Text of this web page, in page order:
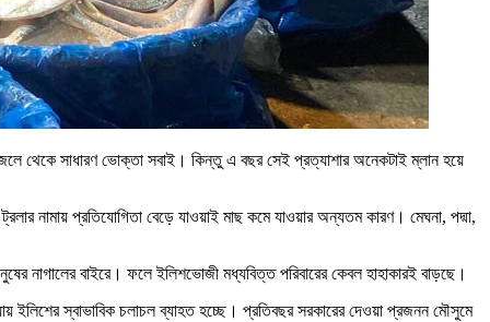
থেকে সাধারণ ভোক্তা সবাই। কিন্তু এ বছর সেই প্রত্যাশার অনেকটাই ম্লান হয়ে
নামায় প্রতিযোগিতা বেড়ে যাওয়াই মাছ কমে যাওয়ার অন্যতম কারণ। মেঘনা, পদ্মা,
নাগালের বাইরে। ফলে ইলিশভোজী মধ্যবিত্ত পরিবারের কেবল হাহাকারই বাড়ছে।
ইলিশের স্বাভাবিক চলাচল ব্যাহত হচ্ছে। প্রতিবছর সরকারের দেওয়া প্রজনন মৌসুমে